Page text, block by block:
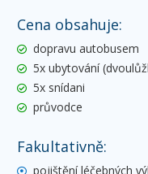
Cena obsahuje:
dopravu autobusem
5x ubytování
5x snídani
průvodce
Fakultativně:
pojištění léčebných